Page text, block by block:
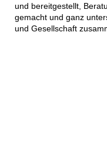
und bereitgestellt,
gemacht und ganz
und Gesellschaft